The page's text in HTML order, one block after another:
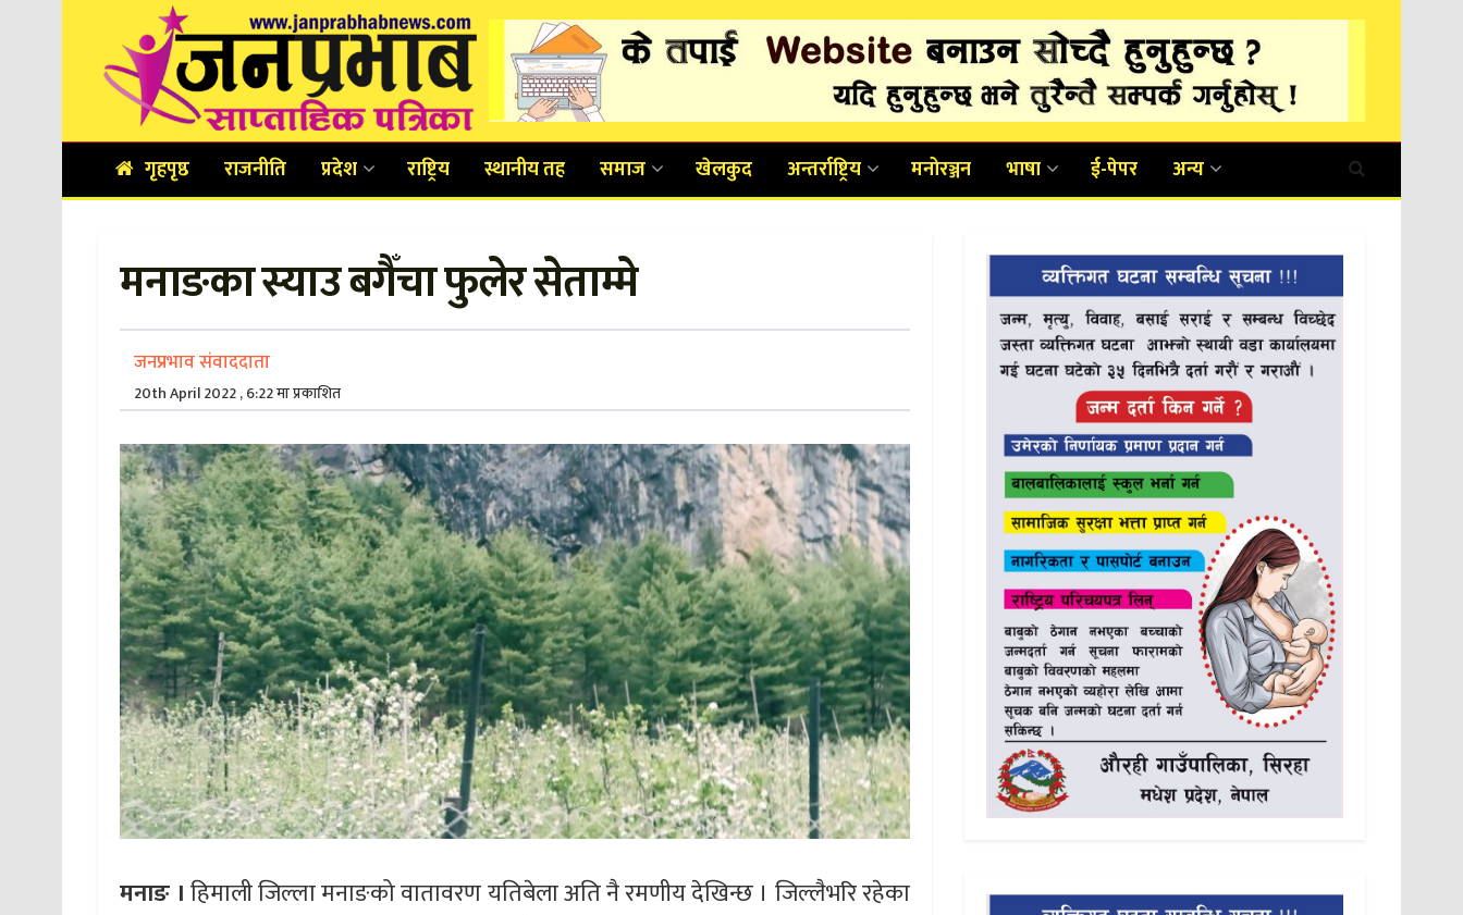
गृहपृष्ठ राजनीति प्रदेश राष्ट्रिय स्थानीय तह समाज खेलकुद अन्तर्राष्ट्रिय मनोरञ्जन भाषा ई-पेपर अन्य
मनाङका स्याउ बगैँचा फुलेर सेताम्मे
जनप्रभाव संवाददाता
20th April 2022 , 6:22 मा प्रकाशित
मनाङ ।हिमाली जिल्ला मनाङको वातावरण यतिबेला अति नै रमणीय देखिन्छ । जिल्लैभरि रहेका